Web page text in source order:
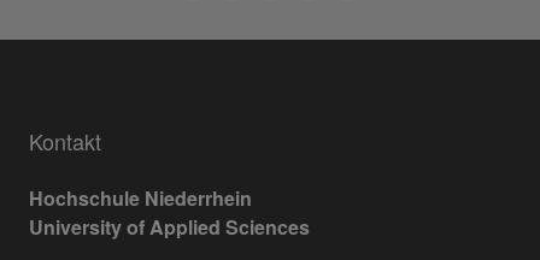
Kontakt
Hochschule Niederrhein
University of Applied Sciences